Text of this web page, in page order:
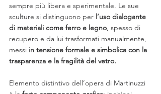
sempre più libera e sperimentale. Le sue
sculture si distinguono per l’uso dialogante
di materiali come ferro e legno, spesso di
recupero e da lui trasformati manualmente,
messi in tensione formale e simbolica con la
trasparenza e la fragilità del vetro.
Elemento distintivo dell’opera di Martinuzzi